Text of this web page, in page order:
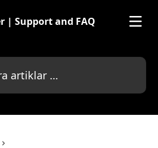
…